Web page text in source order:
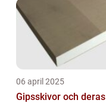
06 april 2025
Gipsskivor och deras